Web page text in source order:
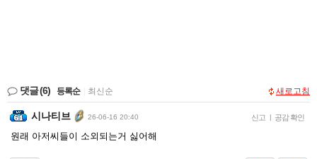
댓글(6) 등록순 최신순 새로고침
시나티브 26-06-16 20:40 신고 | 공감 확인
원래 아저씨들이 소외되는거 싫어해